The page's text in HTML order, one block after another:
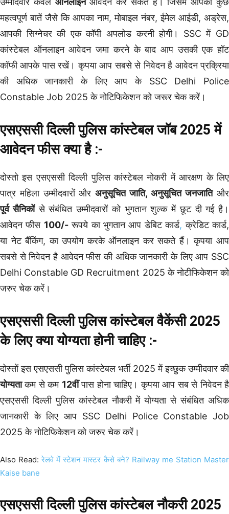
महत्वपूर्ण बातें जैसे कि आपका नाम, मोबाइल नंबर, ईमेल आईडी, अड्रेस,
आपकी सिग्नेचर की एक कॉपी अपलोड करनी होगी। SSC में GD
कांस्टेबल ऑनलाइन आवेदन जमा करने के बाद आप उसकी एक हॉट
कॉफी आपके पास रखें। कृपया आप सबसे से निवेदन है आवेदन प्रक्रिया
की अधिक जानकारी के लिए आप के SSC Delhi Police
Constable Job 2025 के नोटिफिकेशन को जरूर चेक करें।
एसएससी दिल्ली पुलिस कांस्टेबल जॉब 2025 में
आवेदन फीस क्या है :-
दोस्तो इस एसएससी दिल्ली पुलिस कांस्टेबल नोकरी में आरक्षण के लिए
पात्र महिला उम्मीदवारों और अनुसूचित जाति, अनुसूचित जनजातिऔर
पूर्व सैनिकोंसे संबंधित उम्मीदवारों को भुगतान शुल्क में छूट दी गई है।
आवेदन फीस 100/-रूपये का भुगतान आप डेबिट कार्ड, क्रेडिट कार्ड,
या नेट बैंकिंग, का उपयोग करके ऑनलाइन कर सकते हैं। कृपया आप
सबसे से निवेदन है आवेदन फीस की अधिक जानकारी के लिए आप SSC
Delhi Constable GD Recruitment 2025 के नोटीफिकेशन को
जरुर चेक करें।
एसएससी दिल्ली पुलिस कांस्टेबल वैकेंसी 2025
के लिए क्या योग्यता होनी चाहिए :-
दोस्तों इस एसएससी पुलिस कांस्टेबल भर्ती 2025 में इच्छुक उम्मीदवार की
योग्यताकम से कम 12वींपास होना चाहिए। कृपया आप सब से निवेदन है
एसएससी दिल्ली पुलिस कांस्टेबल नौकरी में योग्यता से संबंधित अधिक
जानकारी के लिए आप SSC Delhi Police Constable Job
2025 के नोटिफिकेशन को जरुर चेक करें।
Also Read:रेलवे में स्टेशन मास्टर कैसे बने? Railway me Station Master
Kaise bane
एसएससी दिल्ली पुलिस कांस्टेबल नौकरी 2025